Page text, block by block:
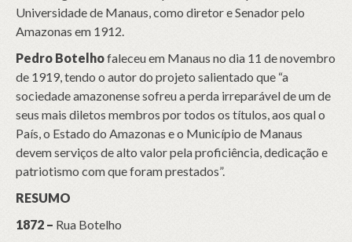
Universidade de Manaus, como diretor e Senador pelo
Amazonas em 1912.
Pedro Botelhofaleceu em Manaus no dia 11 de novembro
de 1919, tendo o autor do projeto salientado que “a
sociedade amazonense sofreu a perda irreparável de um de
seus mais diletos membros por todos os títulos, aos qual o
País, o Estado do Amazonas e o Município de Manaus
devem serviços de alto valor pela proficiência, dedicação e
patriotismo com que foram prestados”.
RESUMO
1872 – Rua Botelho